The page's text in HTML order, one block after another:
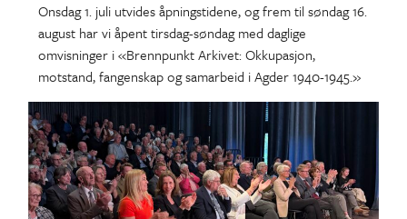
Onsdag 1. juli utvides åpningstidene, og frem til søndag 16.
august har vi åpent tirsdag-søndag med daglige
omvisninger i «Brennpunkt Arkivet: Okkupasjon,
motstand, fangenskap og samarbeid i Agder 1940-1945.»